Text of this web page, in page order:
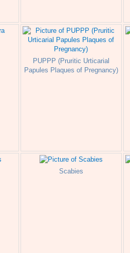
PUPPP (Pruritic Urticarial
Papules Plaques of Pregnancy)
Scabies